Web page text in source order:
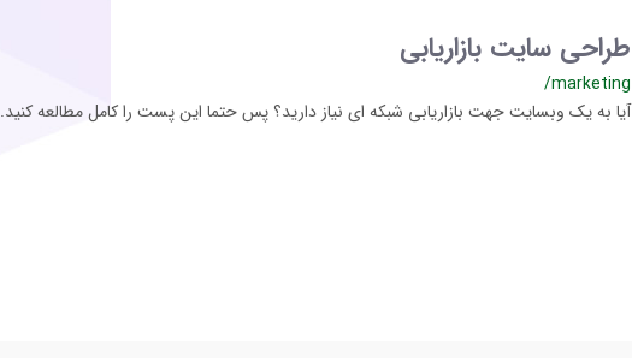
طراحی سایت بازاریابی
/marketing
آیا به یک وبسایت جهت بازاریابی شبکه ای نیاز دارید؟ پس حتما این پست را کامل مطالعه کنید.